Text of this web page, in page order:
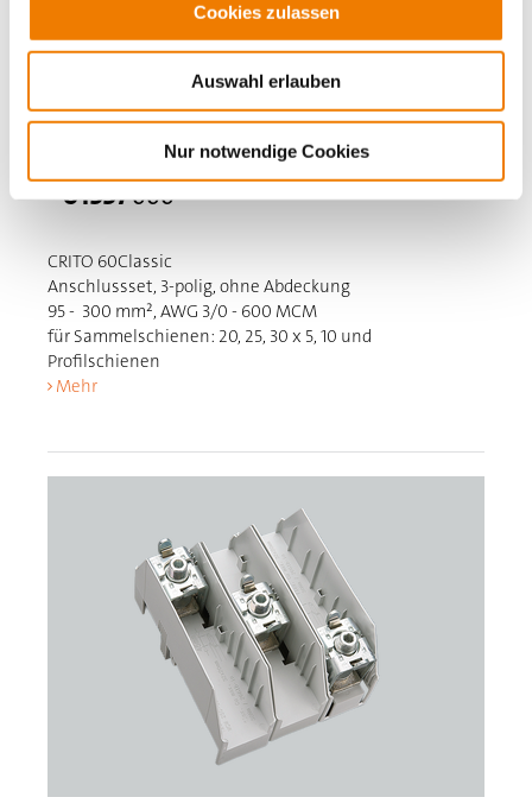
Cookies zulassen
Auswahl erlauben
Nur notwendige Cookies
01537000
CRITO 60Classic
Anschlussset, 3-polig, ohne Abdeckung
95 - 300 mm², AWG 3/0 - 600 MCM
für Sammelschienen: 20, 25, 30 x 5, 10 und
Profilschienen
Mehr